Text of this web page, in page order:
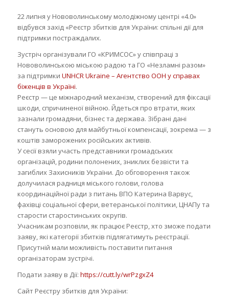
22 липня у Нововолинському молодіжному центрі «4.0»
відбувся захід «Реєстр збитків для України: спільні дії для
підтримки постраждалих.
Зустріч організували ГО «КРИМСОС» у співпраці з
Нововолинською міською радою та ГО «Незламні разом»
за підтримки UNHCR Ukraine – Aгентство ООН у справах
біженців в Україні.
Реєстр — це міжнародний механізм, створений для фіксації
шкоди, спричиненої війною. Йдеться про втрати, яких
зазнали громадяни, бізнес та держава. Зібрані дані
стануть основою для майбутньої компенсації, зокрема — з
коштів заморожених російських активів.
У сесії взяли участь представники громадських
організацій, родини полонених, зниклих безвісти та
загиблих Захисників України. До обговорення також
долучилася радниця міського голови, голова
координаційної ради з питань ВПО Катерина Варвус,
фахівці соціальної сфери, ветеранської політики, ЦНАПу та
старости старостинських округів.
Учасникам розповіли, як працює Реєстр, хто зможе подати
заяву, які категорії збитків підлягатимуть реєстрації.
Присутній мали можливість поставити питання
організаторам зустрічі.
Подати заяву в Дії: https://cutt.ly/wrPzgxZ4
Сайт Реєстру збитків для України: